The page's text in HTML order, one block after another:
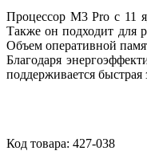
Процессор M3 Pro с 11
Также он подходит для
Объем оперативной
Благодаря
поддерживается
Код товара: 427-038